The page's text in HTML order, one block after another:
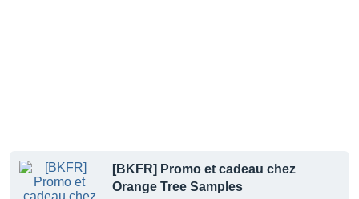
[BKFR] Promo et cadeau chez
Orange Tree Samples